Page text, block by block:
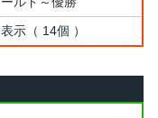
示（ 14個 ）